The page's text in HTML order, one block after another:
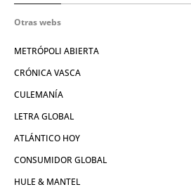
Otras webs
METRÓPOLI ABIERTA
CRÓNICA VASCA
CULEMANÍA
LETRA GLOBAL
ATLÁNTICO HOY
CONSUMIDOR GLOBAL
HULE & MANTEL